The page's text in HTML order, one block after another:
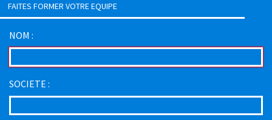
FAITES FORMER VOTRE EQUIPE
NOM :
SOCIETE :